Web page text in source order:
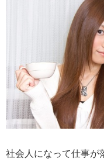
社会人になって仕事が